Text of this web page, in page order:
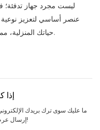
عنصر أساسي لتعزيز
حياتك المنزلية، مما يجعله رفيقًا مريحًا لا غنى عنه لكل أسرة.
إذا
ما عليك سوى ترك بريدك
إرسال عرض أسعار مجاني لمجموعتنا الواسعة من التصاميم!